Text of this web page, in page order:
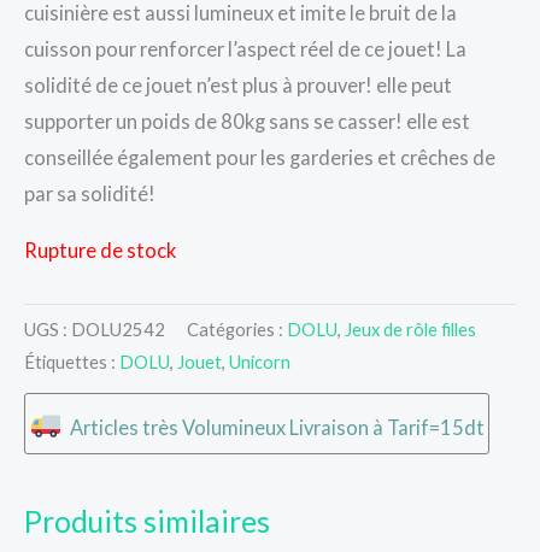
cuisinière est aussi lumineux et imite le bruit de la
cuisson pour renforcer l’aspect réel de ce jouet! La
solidité de ce jouet n’est plus à prouver! elle peut
supporter un poids de 80kg sans se casser! elle est
conseillée également pour les garderies et crêches de
par sa solidité!
Rupture de stock
UGS : DOLU2542 Catégories : DOLU, Jeux de rôle filles
Étiquettes : DOLU, Jouet, Unicorn
Articles très Volumineux Livraison à Tarif=15dt
Produits similaires